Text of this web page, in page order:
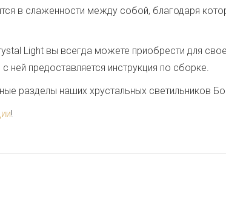
в слаженности между собой, благодаря
Light вы всегда можете приобрести для
ней предоставляется инструкция по сборке.
разделы наших хрустальных светильников
!